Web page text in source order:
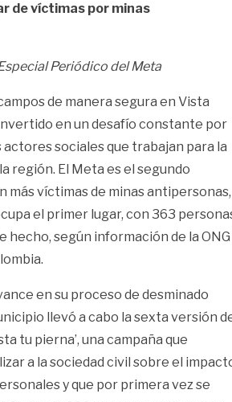
de víctimas por minas
Periódico del Meta
de manera segura en Vista
en un desafío constante por
sociales que trabajan para la
región. El Meta es el segundo
más víctimas de minas antipersonas,
el primer lugar, con 363
hecho, según información de la ONG
en su proceso de desminado
llevó a cabo la sexta versión
tu pierna’, una campaña que
a la sociedad civil sobre el
y que por primera vez se